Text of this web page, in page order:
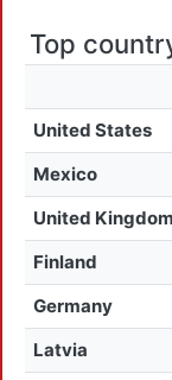
Top
United States
Mexico
United Kingdom
Finland
Germany
Latvia